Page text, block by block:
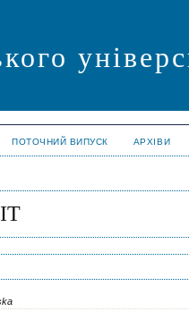
ПОТОЧНИЙ ВИПУСК АРХІВИ